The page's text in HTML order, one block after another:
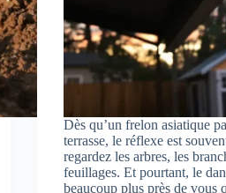
Dès qu’un frelon asiatique
terrasse, le réflexe est
regardez les arbres, les
feuillages. Et pourtant, le
beaucoup plus près de vous